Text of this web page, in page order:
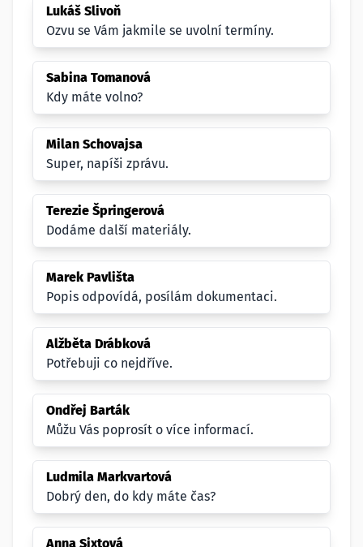
Lukáš Slivoň
Ozvu se Vám jakmile se uvolní termíny.
Sabina Tomanová
Kdy máte volno?
Milan Schovajsa
Super, napíši zprávu.
Terezie Špringerová
Dodáme další materiály.
Marek Pavlišta
Popis odpovídá, posílám dokumentaci.
Alžběta Drábková
Potřebuji co nejdříve.
Ondřej Barták
Můžu Vás poprosít o více informací.
Ludmila Markvartová
Dobrý den, do kdy máte čas?
Anna Sixtová